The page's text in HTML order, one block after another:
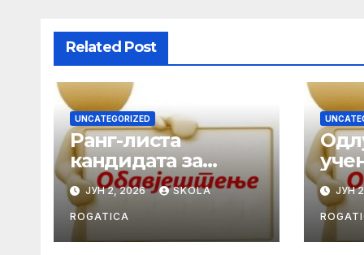
Related Post
UNCATEGORIZED
Ранг-листа
кандидата за
избор ученика
генерације у
школској
2025/2026. години
ЈУН 2, 2026 SKOLA
ROGATICA
ЈУН